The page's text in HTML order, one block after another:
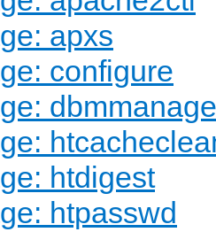
apxs
configure
dbmmanage
htdigest
htpasswd